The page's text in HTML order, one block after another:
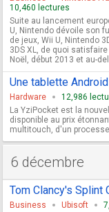
10,460 lectures
Suite au lancement
U, Nintendo dévoile son
de jeux, Wii U, Nintendo
3DS XL, de quoi
Noël, début 2013 et au-
Une tablette
Hardware
12,986
La YziPocket est la
disponible au prix
multitouch, d'un
6 décembre
Tom Clancy's
Business Ubisoft